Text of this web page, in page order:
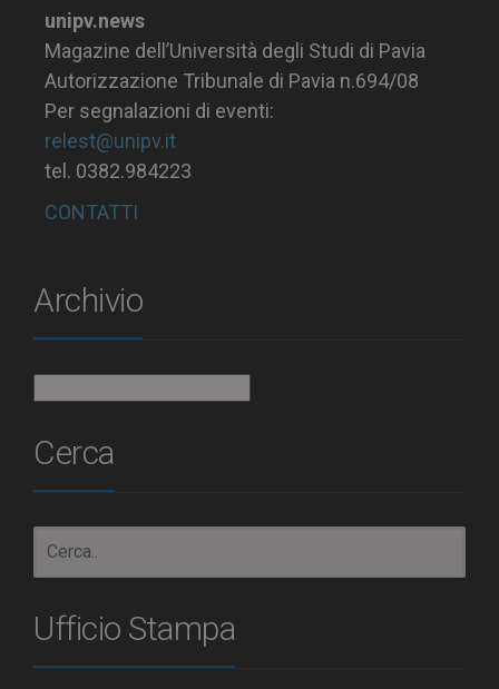
unipv.news
Magazine dell’Università degli Studi di Pavia
Autorizzazione Tribunale di Pavia n.694/08
Per segnalazioni di eventi:
relest@unipv.it
tel. 0382.984223
CONTATTI
Archivio
Cerca
Ufficio Stampa